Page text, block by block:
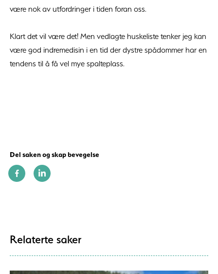
være nok av utfordringer i tiden foran oss.
Klart det vil være det! Men vedlagte huskeliste tenker jeg kan
være god indremedisin i en tid der dystre spådommer har en
tendens til å få vel mye spalteplass.
Del saken og skap bevegelse
Relaterte saker